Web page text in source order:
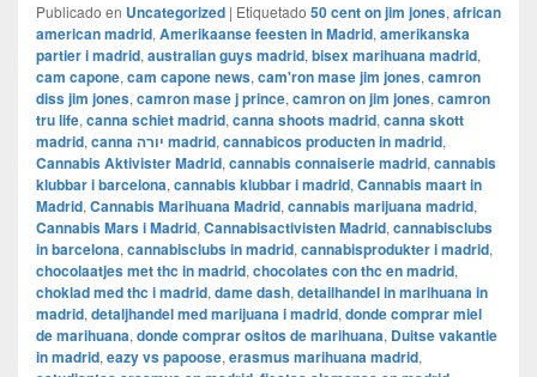
Publicado en Uncategorized | Etiquetado 50 cent on jim jones, african
american madrid, Amerikaanse feesten in Madrid, amerikanska
partier i madrid, australian guys madrid, bisex marihuana madrid,
cam capone, cam capone news, cam'ron mase jim jones, camron
diss jim jones, camron mase j prince, camron on jim jones, camron
tru life, canna schiet madrid, canna shoots madrid, canna skott
madrid, canna יורה madrid, cannabicos producten in madrid,
Cannabis Aktivister Madrid, cannabis connaiserie madrid, cannabis
klubbar i barcelona, cannabis klubbar i madrid, Cannabis maart in
Madrid, Cannabis Marihuana Madrid, cannabis marijuana madrid,
Cannabis Mars i Madrid, Cannabisactivisten Madrid, cannabisclubs
in barcelona, cannabisclubs in madrid, cannabisprodukter i madrid,
chocolaatjes met thc in madrid, chocolates con thc en madrid,
choklad med thc i madrid, dame dash, detailhandel in marihuana in
madrid, detaljhandel med marijuana i madrid, donde comprar miel
de marihuana, donde comprar ositos de marihuana, Duitse vakantie
in madrid, eazy vs papoose, erasmus marihuana madrid,